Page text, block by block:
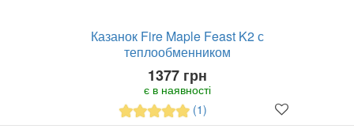
Казанок Fire Maple Feast K2 с
теплообменником
1377 грн
є в наявності
(1)